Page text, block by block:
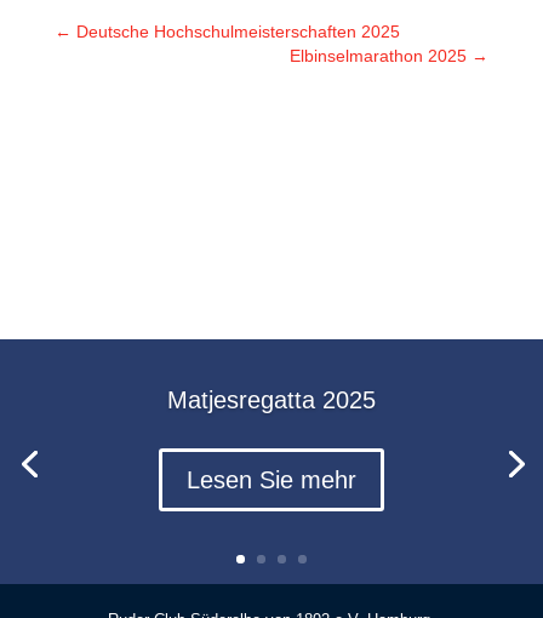
← Deutsche Hochschulmeisterschaften 2025
Elbinselmarathon 2025 →
Matjesregatta 2025
Lesen Sie mehr